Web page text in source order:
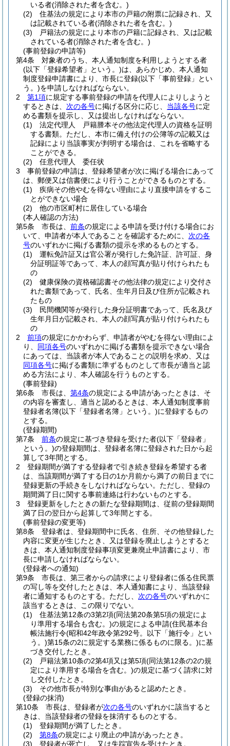
いる者(消除された者を含む。)
(2)
住基法の規定により本市の戸籍の附票に記録され、又
は記載されている者(消除された者を含む。)
(3)
戸籍法の規定により本市の戸籍に記録され、又は記載
されている者(消除された者を含む。)
(事前登録の申請等)
第4条
対象者のうち、本人通知制度を利用しようとする者
(以下「登録希望者」という。)は、あらかじめ、本人通知
制度登録申請書により、市長に登録(以下「事前登録」とい
う。)を申請しなければならない。
2
第1項に規定する事前登録の申請を代理人によりしようと
するときは、 次の各号に掲げる区分に応じ、 当該各号に定
める書類を提示し、又は提出しなければならない。
(1)
法定代理人 戸籍謄本その他法定代理人の資格を証明
する書類。 ただし、本市に備え付けの公簿等の記載又は
記録により当該事実が判明する場合は、これを省略する
ことができる。
(2)
任意代理人 委任状
3
事前登録の申請は、登録希望者が次に掲げる場合にあって
は、郵便又は信書便により行うことができるものとする。
(1)
疾病その他やむを得ない理由により直接申請をするこ
とができない場合
(2)
他の市区町村に居住している場合
(本人確認の方法)
第5条
市長は、 前条の規定による申請を受け付ける場合にお
いて、申請者が本人であることを確認するために、 次の各
号のいずれかに掲げる書類の提示を求めるものとする。
(1)
運転免許証又は官公署が発行した免許証、許可証、身
分証明証等であって、本人の顔写真が貼り付けられたも
の
(2)
健康保険の資格確認書その他法律の規定により交付さ
れた書類であって、氏名、生年月日及び住所が記載され
たもの
(3)
民間機関等が発行した身分証明書であって、氏名及び
生年月日が記載され、本人の顔写真が貼り付けられたも
の
2
前項の規定にかかわらず、申請者がやむを得ない理由によ
り、 同項各号のいずれかに掲げる書類を提示できない場合
にあっては、当該者が本人であることの説明を求め、又は
同項各号に掲げる書類に準ずるものとして市長が適当と認
める方法により、本人確認を行うものとする。
(事前登録)
第6条
市長は、 第4条の規定による申請があったときは、そ
の内容を審査し、適当と認めるときは、本人通知制度事前
登録者名簿(以下「登録者名簿」という。)に登録するもの
とする。
(登録期間)
第7条
前条の規定に基づき登録を受けた者(以下「登録者」
という。)の登録期間は、登録者名簿に登録された日から起
算して3年間とする。
2
登録期間が満了する登録者で引き続き登録を希望する者
は、当該期間が満了する日の1か月前から満了の前日までに
登録更新の手続きをしなければならない。 ただし、登録の
期間満了日に関する事前連絡は行わないものとする。
3
登録更新をしたときの新たな登録期間は、従前の登録期間
満了日の翌日から起算して3年間とする。
(事前登録の変更等)
第8条
登録者は、登録期間中に氏名、住所、その他登録した
内容に変更が生じたとき、又は登録を廃止しようとすると
きは、本人通知制度登録事項変更兼廃止申請書により、市
長に申請しなければならない。
(登録者への通知)
第9条
市長は、第三者からの請求により登録者に係る住民票
の写し等を交付したときは、本人通知書により、当該登録
者に通知するものとする。 ただし、 次の各号のいずれかに
該当するときは、この限りでない。
(1)
住基法第12条の3第2項(同法第20条第5項の規定によ
り準用する場合も含む。)の規定による申請(住民基本台
帳法施行令(昭和42年政令第292号。以下「施行令」とい
う。)第15条の2に規定する業務に係るものに限る。)に基
づき交付したとき。
(2)
戸籍法第10条の2第4項又は第5項(同法第12条の2の規
定により準用する場合を含む。)の規定に基づく請求に対
し交付したとき。
(3)
その他市長が特別な事由があると認めたとき。
(登録の抹消)
第10条
市長は、登録者が次の各号のいずれかに該当すると
きは、当該登録者の登録を抹消するものとする。
(1)
登録期間が満了したとき。
(2)
第8条の規定により廃止の申請があったとき。
(3)
登録者が死亡し、又は失踪宣告を受けたとき。